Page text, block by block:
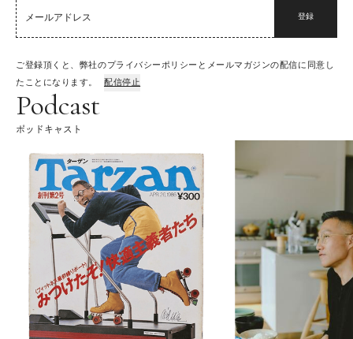
登録
ご登録頂くと、弊社のプライバシーポリシーとメールマガジンの配信に同意し
たことになります。
配信停止
Podcast
ポッドキャスト